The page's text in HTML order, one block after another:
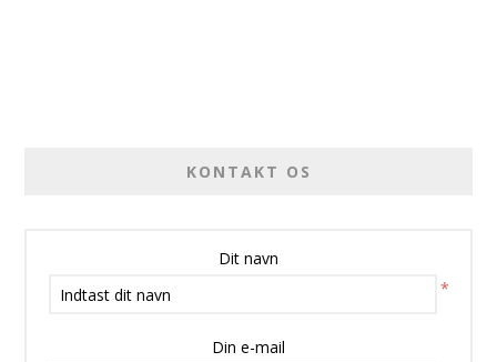
KONTAKT OS
Dit navn
*
Din e-mail